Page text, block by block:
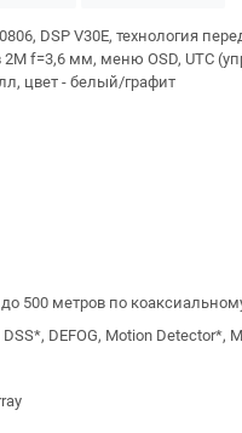
DSP V30E, технология
f=3,6 мм, меню OSD, UTC
цвет - белый/графит
500 метров по
DEFOG, Motion Detector*,